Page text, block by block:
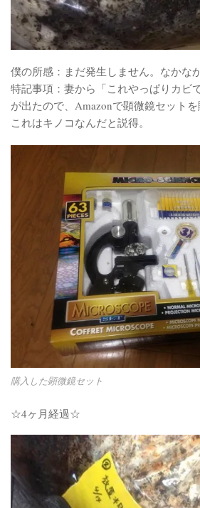
僕の所感：まだ発生しません。なかな
特記事項：妻から「これやっぱりカビ
が出たので、Amazonで顕微鏡セットを
これはキノコなんだと説得。
購入した顕微鏡セット
☆4ヶ月経過☆